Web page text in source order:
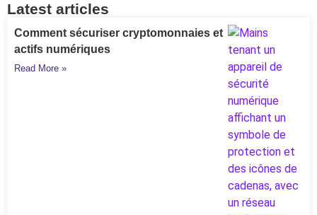
Latest articles
Comment sécuriser cryptomonnaies et
actifs numériques
Read More »